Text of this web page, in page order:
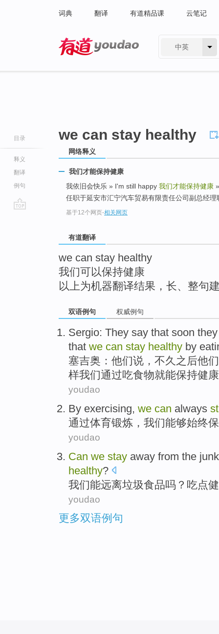
词典 翻译 有道精品课 云笔记
中英
目录
释义
翻译
例句
we can stay healthy
网络释义
我们才能保持健康
我依旧会快乐 » I'm still happy 我们才能保持健康
任职于延安市汇宁汽车贸易有限责任公司副总经理
基于12个网页-相关网页
有道翻译
we can stay healthy
我们可以保持健康
以上为机器翻译结果，长、整句
双语例句 权威例句
Sergio: They say that soon
that we can stay healthy by
塞吉奥 ： 他们说 ， 不久之后他们
样我们通过吃食物就能保持健康
youdao
By exercising, we can always
通过体育锻炼 ， 我们能够始终
youdao
Can we stay away from the junk
healthy?
我们能远离垃圾食品吗？ 吃点
youdao
更多双语例句